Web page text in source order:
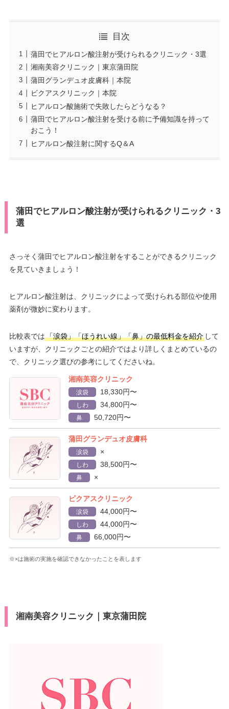
目次
蒲田でヒアルロン酸注射が受けられるクリニック・3選
湘南美容クリニック｜東京蒲田院
蒲田グランデュオ皮膚科｜本院
ビクアスクリニック｜本院
ヒアルロン酸施術で失敗したらどうなる？
蒲田でヒアルロン酸注射を受ける前に予備知識を持って
おこう！
ヒアルロン酸注射に関するQ＆A
蒲田でヒアルロン酸注射が受けられるクリニック・3
選
さっそく蒲田でヒアルロン酸注射をすることができるクリニック
を見ていきましょう！
ヒアルロン酸注射は、クリニックによって受けられる部位や使用
薬剤が微妙に変わります。
比較表では「涙袋」「ほうれい線」「鼻」の最低料金を紹介して
いますが、クリニックごとの紹介ではより詳しくまとめているの
で、クリニック選びの参考にしてくださいね。
湘南美容クリニック
涙袋 18,330円〜
しわ 34,800円〜
鼻 50,720円〜
蒲田グランデュオ皮膚科
涙袋 ×
しわ 38,500円〜
鼻 ×
ビクアスクリニック
涙袋 44,000円〜
しわ 44,000円〜
鼻 66,000円〜
※×は施術の実施を確認できなかったことを表します
湘南美容クリニック｜東京蒲田院